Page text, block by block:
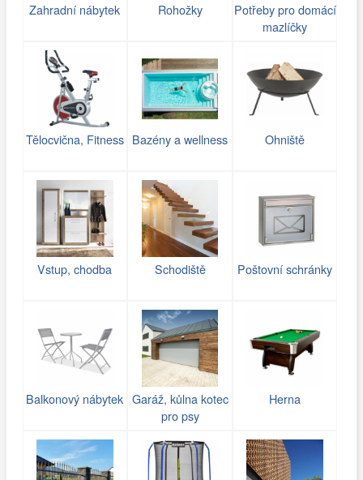
Zahradní nábytek Rohožky
Potřeby pro domácí
mazlíčky
Tělocvična, Fitness Bazény a wellness Ohniště
Vstup, chodba Schodiště Poštovní schránky
Balkonový nábytek Garáž, kůlna kotec
pro psy
Herna